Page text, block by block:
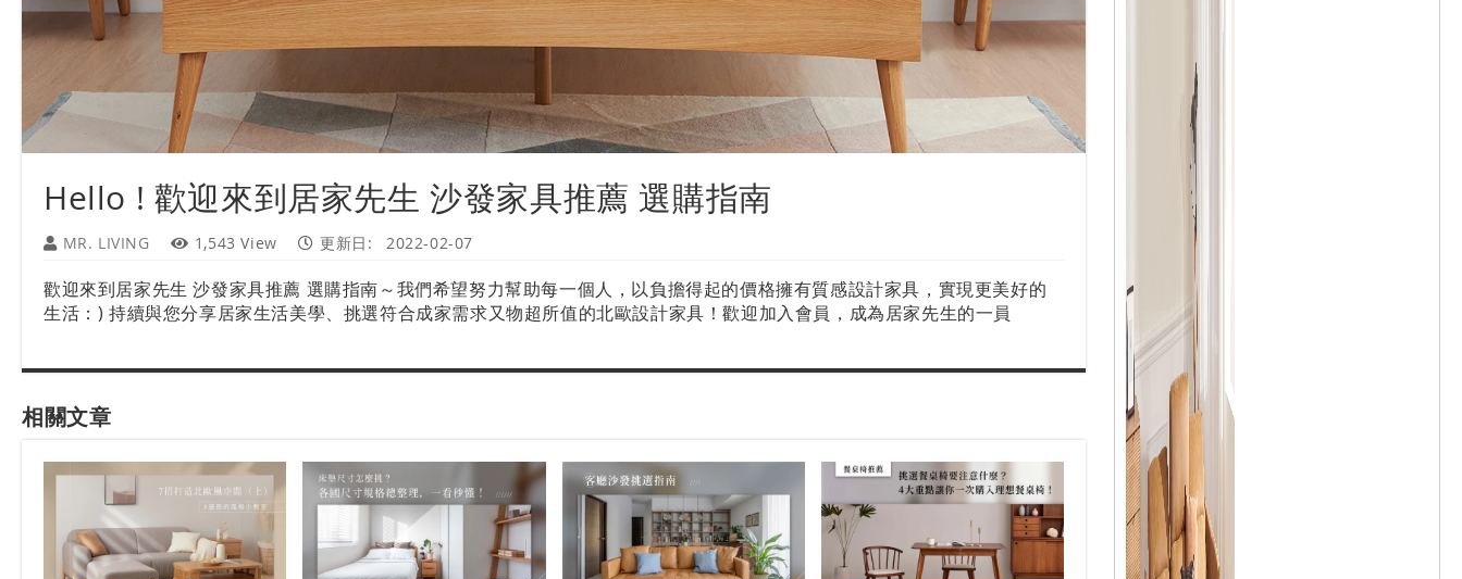
Hello ! 歡迎來到居家先生 沙發家具推薦 選購指南
MR. LIVING 1,543 View 更新日: 2022-02-07
歡迎來到居家先生 沙發家具推薦 選購指南～我們希望努力幫助每一個人，以負擔得起的價格擁有質感設計家具，實現更美好的
生活：) 持續與您分享居家生活美學、挑選符合成家需求又物超所值的北歐設計家具！歡迎加入會員，成為居家先生的一員
相關文章